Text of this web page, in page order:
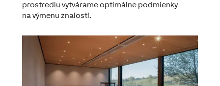
prostrediu vytvárame optimálne podmienky
na výmenu znalostí.